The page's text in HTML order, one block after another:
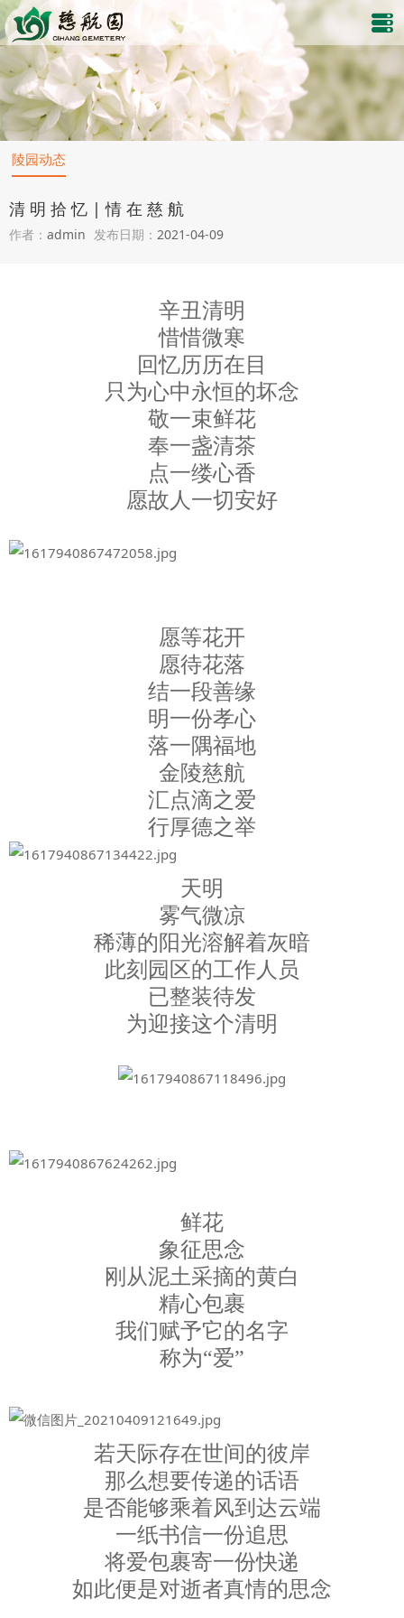
陵园动态
清 明 拾 忆 | 情 在 慈 航
作者： admin 发布日期： 2021-04-09
辛丑清明
惜惜微寒
回忆历历在目
只为心中永恒的坏念
敬一束鲜花
奉一盏清茶
点一缕心香
愿故人一切安好
愿等花开
愿待花落
结一段善缘
明一份孝心
落一隅福地
金陵慈航
汇点滴之爱
行厚德之举
天明
雾气微凉
稀薄的阳光溶解着灰暗
此刻园区的工作人员
已整装待发
为迎接这个清明
鲜花
象征思念
刚从泥土采摘的黄白
精心包裹
我们赋予它的名字
称为“爱”
若天际存在世间的彼岸
那么想要传递的话语
是否能够乘着风到达云端
一纸书信一份追思
将爱包裹寄一份快递
如此便是对逝者真情的思念